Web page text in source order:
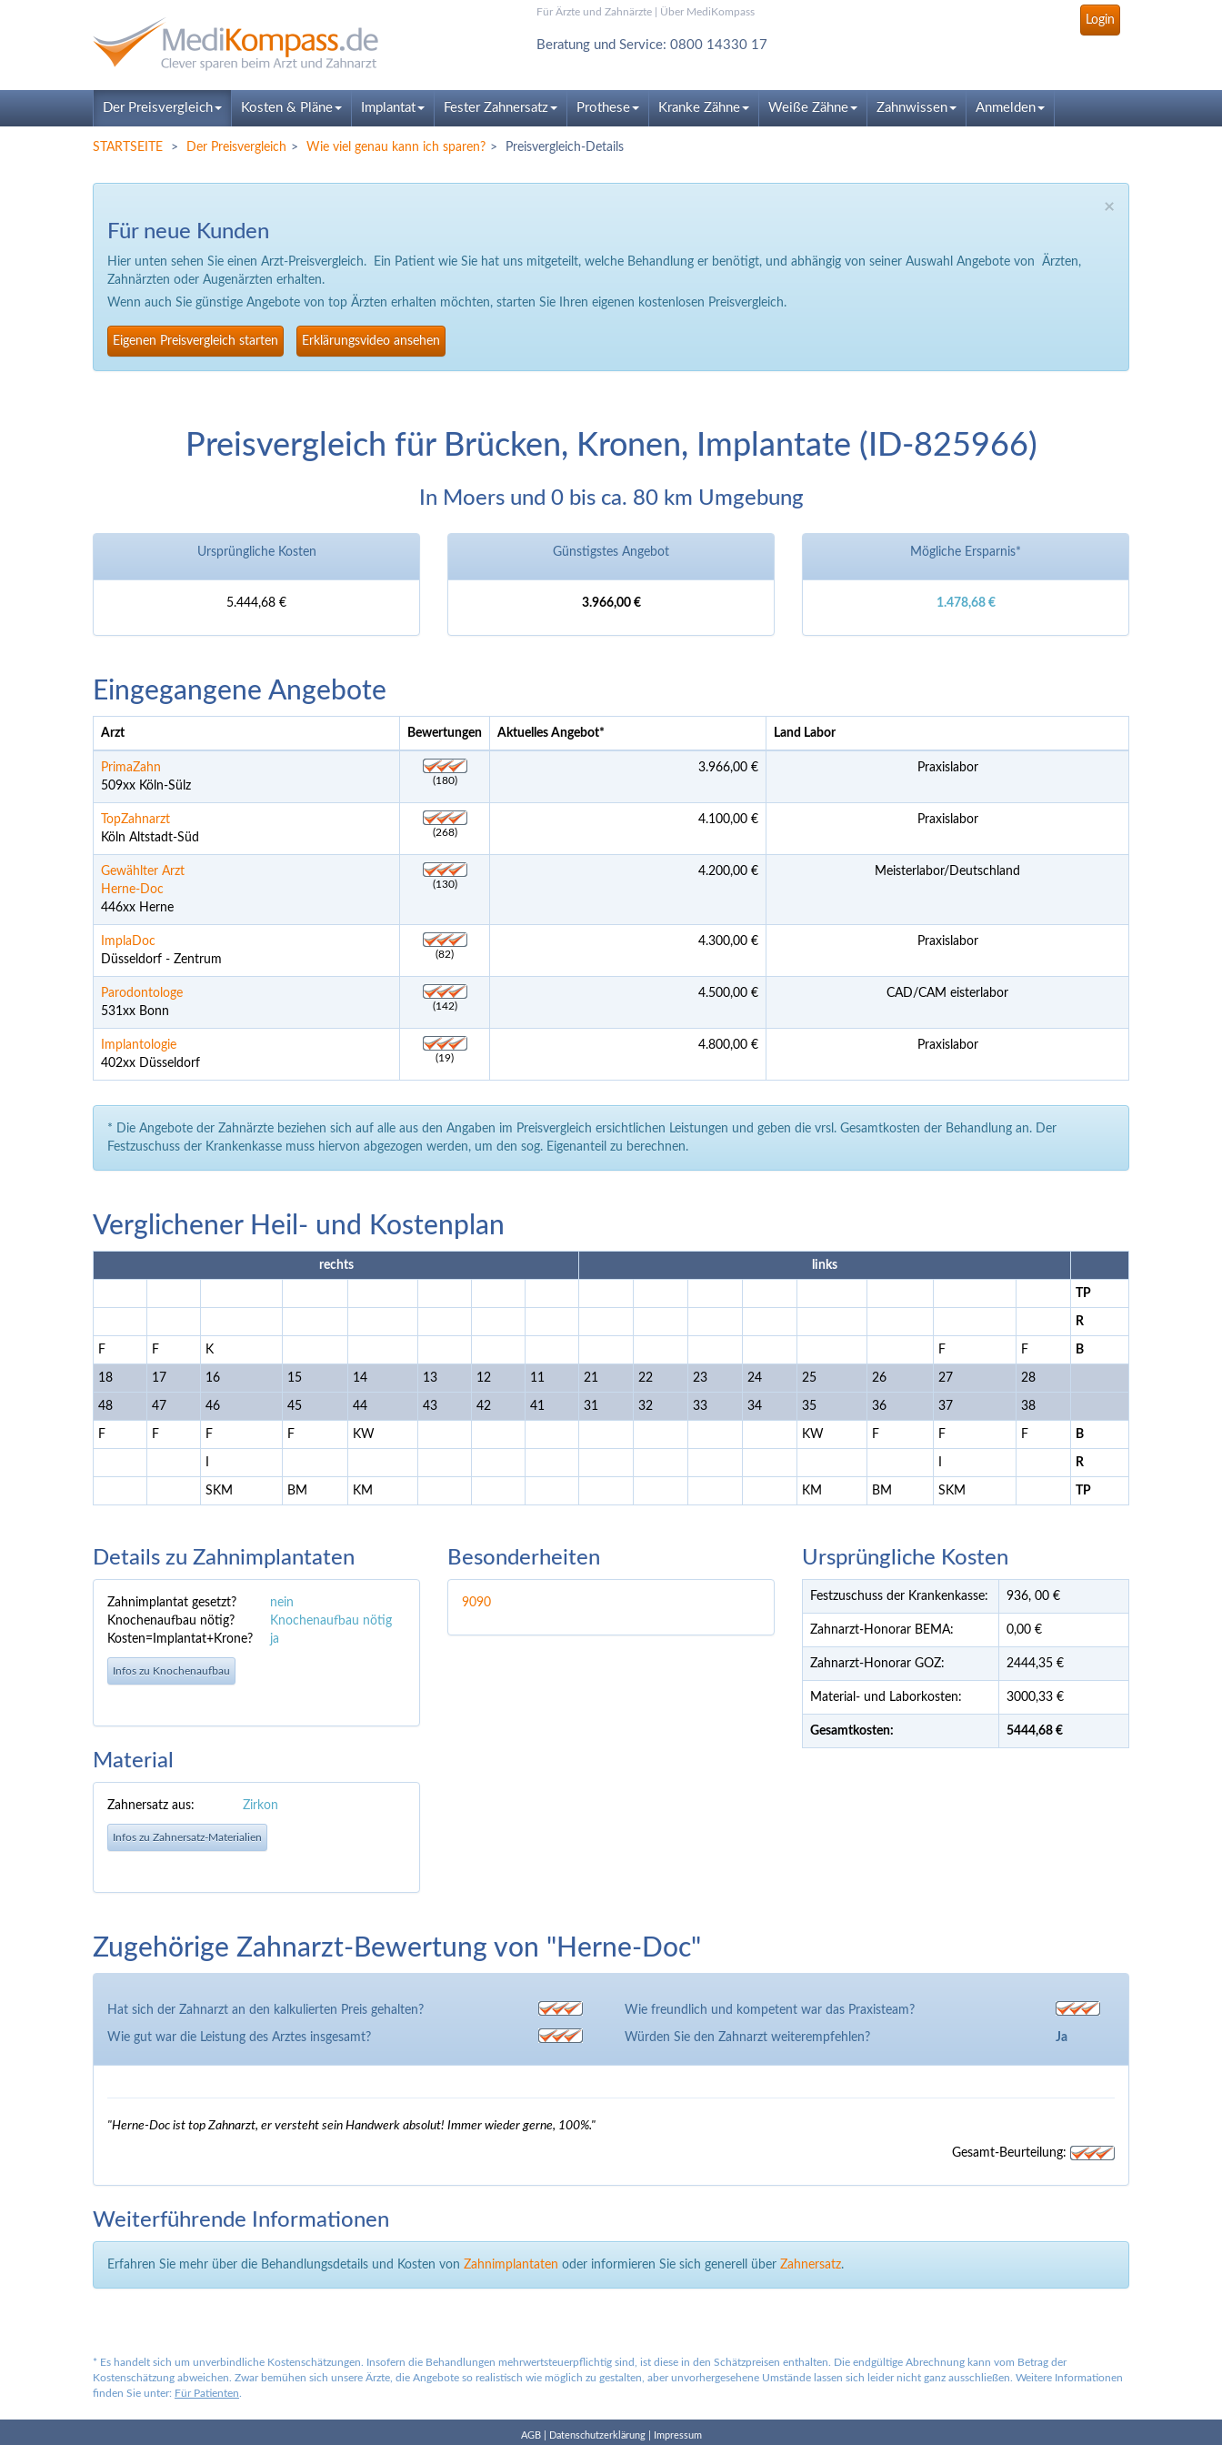
Für Ärzte und Zahnärzte| Über MediKompass
Login
Beratung und Service: 0800 14330 17
Der Preisvergleich Kosten & Pläne Implantat Fester Zahnersatz Prothese Kranke Zähne Weiße Zähne Zahnwissen Anmelden
STARTSEITE Der Preisvergleich Wie viel genau kann ich sparen? Preisvergleich-Details
×
Für neue Kunden
Hier unten sehen Sie einen Arzt-Preisvergleich. Ein Patient wie Sie hat uns mitgeteilt, welche Behandlung er benötigt, und abhängig von seiner Auswahl Angebote von Ärzten,
Zahnärzten oder Augenärzten erhalten.
Wenn auch Sie günstige Angebote von top Ärzten erhalten möchten, starten Sie Ihren eigenen kostenlosen Preisvergleich.
Eigenen Preisvergleich starten Erklärungsvideo ansehen
Preisvergleich für Brücken, Kronen, Implantate (ID-825966)
In Moers und 0 bis ca. 80 km Umgebung
Ursprüngliche Kosten
5.444,68 €
Günstigstes Angebot
3.966,00 €
Mögliche Ersparnis*
1.478,68 €
Eingegangene Angebote
Arzt Bewertungen Aktuelles Angebot* Land Labor
PrimaZahn
509xx Köln-Sülz
(180)
3.966,00 € Praxislabor
TopZahnarzt
Köln Altstadt-Süd
(268)
4.100,00 € Praxislabor
Gewählter Arzt
Herne-Doc
446xx Herne
(130)
4.200,00 € Meisterlabor/Deutschland
ImplaDoc
Düsseldorf - Zentrum
(82)
4.300,00 € Praxislabor
Parodontologe
531xx Bonn
(142)
4.500,00 € CAD/CAM eisterlabor
Implantologie
402xx Düsseldorf
(19)
4.800,00 € Praxislabor
* Die Angebote der Zahnärzte beziehen sich auf alle aus den Angaben im Preisvergleich ersichtlichen Leistungen und geben die vrsl. Gesamtkosten der Behandlung an. Der
Festzuschuss der Krankenkasse muss hiervon abgezogen werden, um den sog. Eigenanteil zu berechnen.
Verglichener Heil- und Kostenplan
rechts links
TP
R
F F K F F B
18 17 16 15 14 13 12 11 21 22 23 24 25 26 27 28
48 47 46 45 44 43 42 41 31 32 33 34 35 36 37 38
F F F F KW KW F F F B
R
SKM BM KM KM BM SKM TP
Details zu Zahnimplantaten
Zahnimplantat gesetzt?
nein
Knochenaufbau nötig?
Knochenaufbau nötig
Kosten=Implantat+Krone?
ja
Infos zu Knochenaufbau
Material
Zahnersatz aus: Zirkon
Infos zu Zahnersatz-Materialien
Besonderheiten
9090
Ursprüngliche Kosten
Festzuschuss der Krankenkasse: 936, 00 €
Zahnarzt-Honorar BEMA: 0,00 €
Zahnarzt-Honorar GOZ: 2444,35 €
Material- und Laborkosten: 3000,33 €
Gesamtkosten: 5444,68 €
Zugehörige Zahnarzt-Bewertung von "Herne-Doc"
Hat sich der Zahnarzt an den kalkulierten Preis gehalten?
Wie gut war die Leistung des Arztes insgesamt?
Wie freundlich und kompetent war das Praxisteam?
Würden Sie den Zahnarzt weiterempfehlen? Ja
"Herne-Doc ist top Zahnarzt, er versteht sein Handwerk absolut! Immer wieder gerne, 100%."
Gesamt-Beurteilung:
Weiterführende Informationen
Erfahren Sie mehr über die Behandlungsdetails und Kosten von Zahnimplantaten oder informieren Sie sich generell über Zahnersatz.
* Es handelt sich um unverbindliche Kostenschätzungen. Insofern die Behandlungen mehrwertsteuerpflichtig sind, ist diese in den Schätzpreisen enthalten. Die endgültige Abrechnung kann vom Betrag der
Kostenschätzung abweichen. Zwar bemühen sich unsere Ärzte, die Angebote so realistisch wie möglich zu gestalten, aber unvorhergesehene Umstände lassen sich leider nicht ganz ausschließen. Weitere Informationen
finden Sie unter: Für Patienten
AGB| Datenschutzerklärung| Impressum